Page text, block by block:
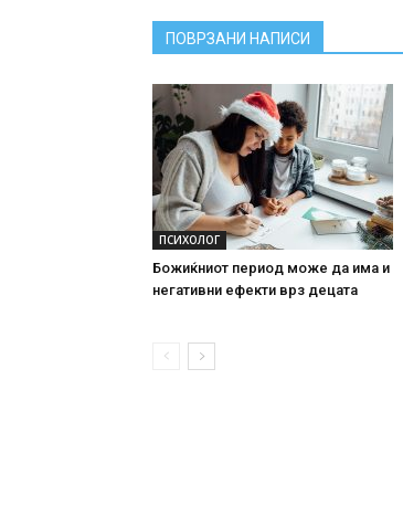
ПОВРЗАНИ НАПИСИ
ПСИХОЛОГ
Божиќниот период може да има и
негативни ефекти врз децата